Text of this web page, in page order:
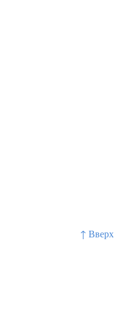
↑ Вверх